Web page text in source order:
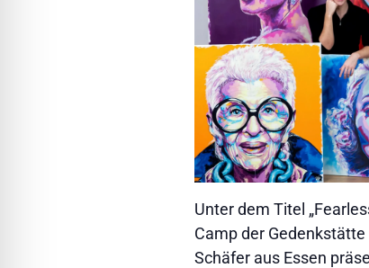
Unter dem Titel
Camp der
Schäfer aus Essen